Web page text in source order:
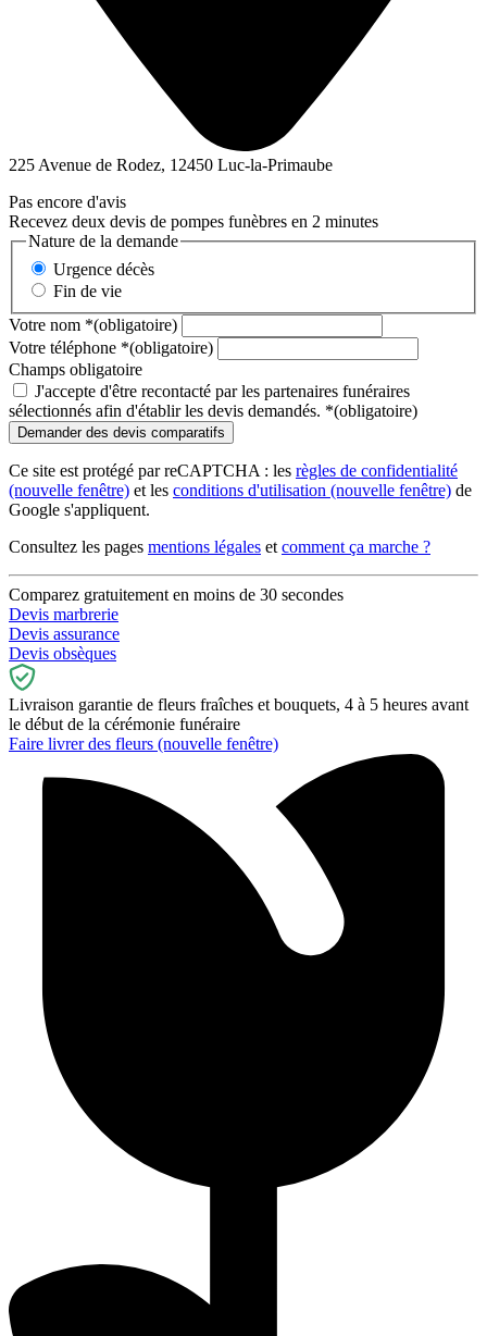
225 Avenue de Rodez, 12450 Luc-la-Primaube
Pas encore d'avis
Recevez deux devis de pompes funèbres en 2 minutes
Nature de la demande
Urgence décès
Fin de vie
Votre nom *(obligatoire)
Votre téléphone *(obligatoire)
Champs obligatoire
J'accepte d'être recontacté par les partenaires funéraires
sélectionnés afin d'établir les devis demandés. *(obligatoire)
Ce site est protégé par reCAPTCHA : les règles de confidentialité
(nouvelle fenêtre) et les conditions d'utilisation (nouvelle fenêtre) de
Google s'appliquent.
Consultez les pages mentions légales et comment ça marche ?
Comparez gratuitement en moins de 30 secondes
Devis marbrerie
Devis assurance
Devis obsèques
Livraison garantie de fleurs fraîches et bouquets, 4 à 5 heures avant
le début de la cérémonie funéraire
Faire livrer des fleurs (nouvelle fenêtre)